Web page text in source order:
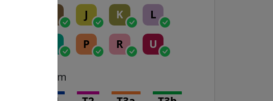
J K L
P R U
Tram